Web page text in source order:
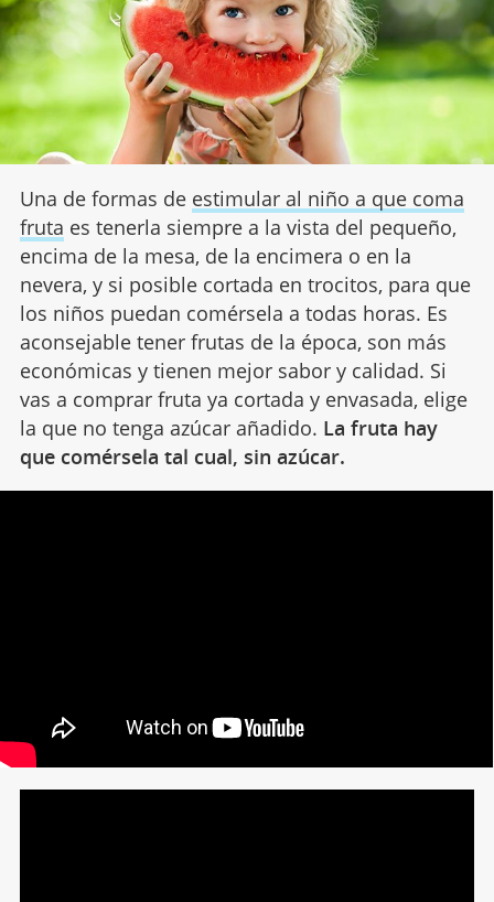
Una de formas de estimular al niño a que coma
fruta es tenerla siempre a la vista del pequeño,
encima de la mesa, de la encimera o en la
nevera, y si posible cortada en trocitos, para que
los niños puedan comérsela a todas horas. Es
aconsejable tener frutas de la época, son más
económicas y tienen mejor sabor y calidad. Si
vas a comprar fruta ya cortada y envasada, elige
la que no tenga azúcar añadido. La fruta hay
que comérsela tal cual, sin azúcar.